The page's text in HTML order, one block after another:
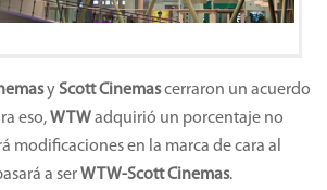
yScott Cinemascerraron un acuerdo
eso,WTWadquirió un porcentaje no
modificaciones en la marca de cara al
a serWTW-Scott Cinemas.